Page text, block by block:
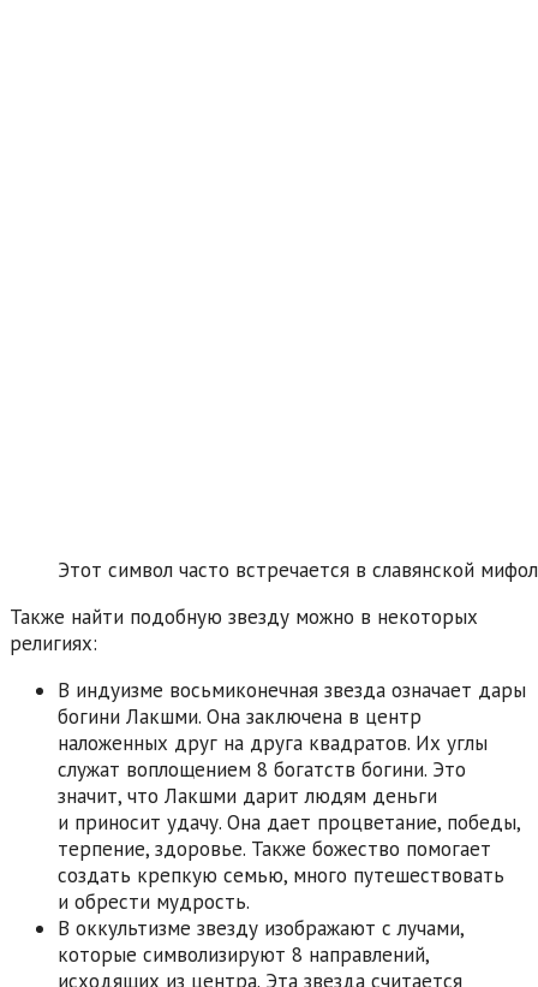
Этот символ часто встречается в славянской
Также найти подобную звезду можно в некоторых
религиях:
В индуизме восьмиконечная звезда означает дары
богини Лакшми. Она заключена в центр
наложенных друг на друга квадратов. Их углы
служат воплощением 8 богатств богини. Это
значит, что Лакшми дарит людям деньги
и приносит удачу. Она дает процветание, победы,
терпение, здоровье. Также божество помогает
создать крепкую семью, много путешествовать
и обрести мудрость.
В оккультизме звезду изображают с лучами,
которые символизируют 8 направлений,
исходящих из центра. Эта звезда считается